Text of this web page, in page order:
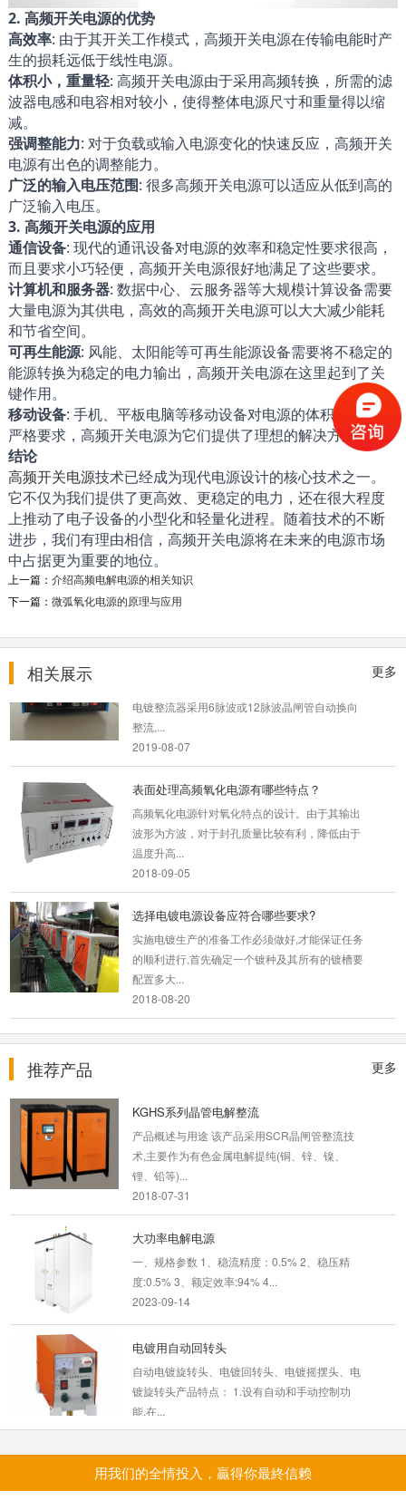
2. 高频开关电源的优势
高效率: 由于其开关工作模式，高频开关电源在传输电能时产
生的损耗远低于线性电源。
体积小，重量轻: 高频开关电源由于采用高频转换，所需的滤
波器电感和电容相对较小，使得整体电源尺寸和重量得以缩
减。
强调整能力: 对于负载或输入电源变化的快速反应，高频开关
电源有出色的调整能力。
广泛的输入电压范围: 很多高频开关电源可以适应从低到高的
广泛输入电压。
3. 高频开关电源的应用
通信设备: 现代的通讯设备对电源的效率和稳定性要求很高，
而且要求小巧轻便，高频开关电源很好地满足了这些要求。
计算机和服务器: 数据中心、云服务器等大规模计算设备需要
大量电源为其供电，高效的高频开关电源可以大大减少能耗
和节省空间。
可再生能源: 风能、太阳能等可再生能源设备需要将不稳定的
能源转换为稳定的电力输出，高频开关电源在这里起到了关
键作用。
移动设备: 手机、平板电脑等移动设备对电源的体积和重量有
严格要求，高频开关电源为它们提供了理想的解决方案。
结论
高频开关电源技术已经成为现代电源设计的核心技术之一。
它不仅为我们提供了更高效、更稳定的电力，还在很大程度
上推动了电子设备的小型化和轻量化进程。随着技术的不断
进步，我们有理由相信，高频开关电源将在未来的电源市场
中占据更为重要的地位。
上一篇： 介绍高频电解电源的相关知识
下一篇： 微弧氧化电源的原理与应用
更多
相关展示
电镀整流器采用6脉波或12脉波晶闸管自动换向
整流,...
2019-08-07
表面处理高频氧化电源有哪些特点？
高频氧化电源针对氧化特点的设计。由于其输出
波形为方波，对于封孔质量比较有利，降低由于
温度升高...
2018-09-05
选择电镀电源设备应符合哪些要求?
实施电镀生产的准备工作必须做好,才能保证任务
的顺利进行,首先确定一个镀种及其所有的镀槽要
配置多大...
2018-08-20
大功率直流电源的技术进步与应用
2023-04-26
深圳开瑞讲解直流电源的结构组成...
直流电源是维持电路中形成恒稳电压电流的装
置，与传统的电源相比较，直流电源具有体积
2021-04-15
高频电镀电源中稳压器的作用及其...
使用条件 高频电镀电源中稳压器的作用及其处理
...
2018-09-29
大功率逆变电源的研究与应用
逆变电源是现代电气工程中不可或缺的一部分。
(DC)转换为...
2023-08-08
更多
推荐产品
KGHS系列晶管电解整流
产品概述与用途 该产品采用SCR晶闸管整流技
术,主要作为有色金属电解提纯(铜、锌、镍、
锂、铅等)...
2018-07-31
大功率电解电源
一、规格参数 1、稳流精度：0.5% 2、稳压精
度:0.5% 3、额定效率:94% 4...
2023-09-14
电镀用自动回转头
自动电镀旋转头、电镀回转头、电镀摇摆头、电
镀旋转头产品特点： 1.设有自动和手动控制功
能,在...
2020-04-20
100-300A PWM高频风冷整流机
用我们的全情投入，贏得你最終信赖